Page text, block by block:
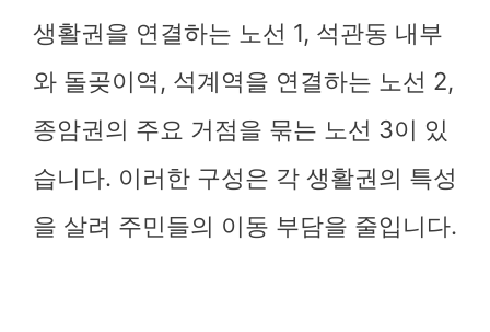
생활권을 연결하는 노선 1, 석관동 내부
와 돌곶이역, 석계역을 연결하는 노선 2,
종암권의 주요 거점을 묶는 노선 3이 있
습니다. 이러한 구성은 각 생활권의 특성
을 살려 주민들의 이동 부담을 줄입니다.